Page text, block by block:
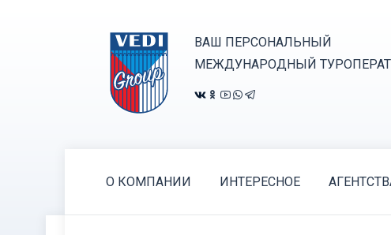
ВАШ ПЕРСОНАЛЬНЫЙ
МЕЖДУНАРОДНЫЙ
О КОМПАНИИ ИНТЕРЕСНОЕ